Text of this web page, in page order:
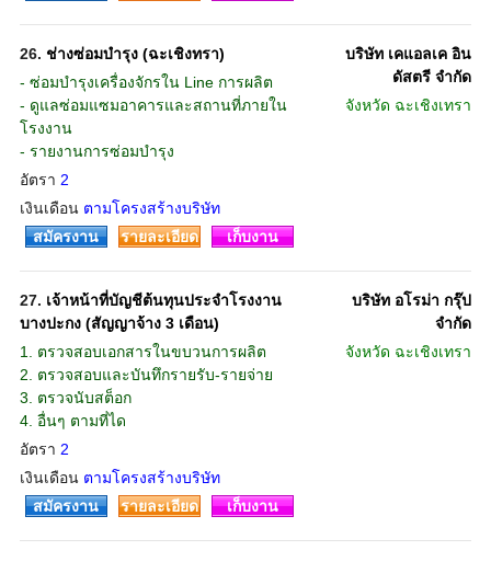
26. ช่างซ่อมบำรุง (ฉะเชิงทรา)
- ซ่อมบำรุงเครื่องจักรใน Line การผลิต
- ดูแลซ่อมแซมอาคารและสถานที่ภายใน
โรงงาน
- รายงานการซ่อมบำรุง
อัตรา 2
เงินเดือน ตามโครงสร้างบริษัท
บริษัท เคแอลเค อิน
ดัสตรี จำกัด
จังหวัด ฉะเชิงเทรา
สมัครงาน รายละเอียด เก็บงาน
27. เจ้าหน้าที่บัญชีต้นทุนประจำโรงงาน
บางปะกง (สัญญาจ้าง 3 เดือน)
1. ตรวจสอบเอกสารในขบวนการผลิต
2. ตรวจสอบและบันทึกรายรับ-รายจ่าย
3. ตรวจนับสต็อก
4. อื่นๆ ตามที่ได
อัตรา 2
เงินเดือน ตามโครงสร้างบริษัท
บริษัท อโรม่า กรุ๊ป
จํากัด
จังหวัด ฉะเชิงเทรา
สมัครงาน รายละเอียด เก็บงาน